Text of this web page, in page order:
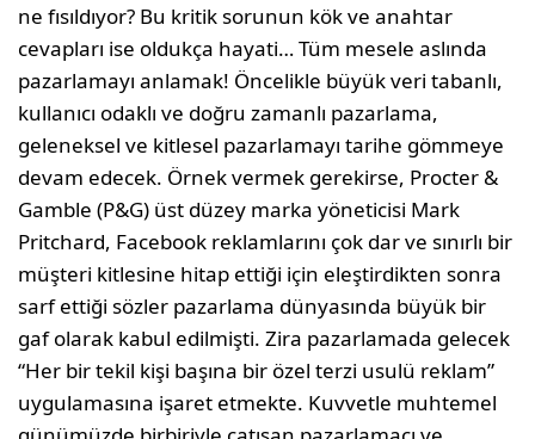
ne fısıldıyor? Bu kritik sorunun kök ve anahtar
cevapları ise oldukça hayati… Tüm mesele aslında
pazarlamayı anlamak! Öncelikle büyük veri tabanlı,
kullanıcı odaklı ve doğru zamanlı pazarlama,
geleneksel ve kitlesel pazarlamayı tarihe gömmeye
devam edecek. Örnek vermek gerekirse, Procter &
Gamble (P&G) üst düzey marka yöneticisi Mark
Pritchard, Facebook reklamlarını çok dar ve sınırlı bir
müşteri kitlesine hitap ettiği için eleştirdikten sonra
sarf ettiği sözler pazarlama dünyasında büyük bir
gaf olarak kabul edilmişti. Zira pazarlamada gelecek
“Her bir tekil kişi başına bir özel terzi usulü reklam”
uygulamasına işaret etmekte. Kuvvetle muhtemel